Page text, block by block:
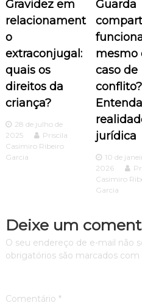
o
d
e
P
o
s
Gravidez em
relacionament
o
extraconjugal:
quais os
direitos da
criança?
28 de julho de
2025
Priscila
Casimiro Ribeiro
Garcia
Guarda
mesmo
caso de
conflito?
jurídica
10 de
2026
Casimiro
Garcia
Deixe um
O seu endereço de e-mail não
obrigatórios são marcados com
Comentário *